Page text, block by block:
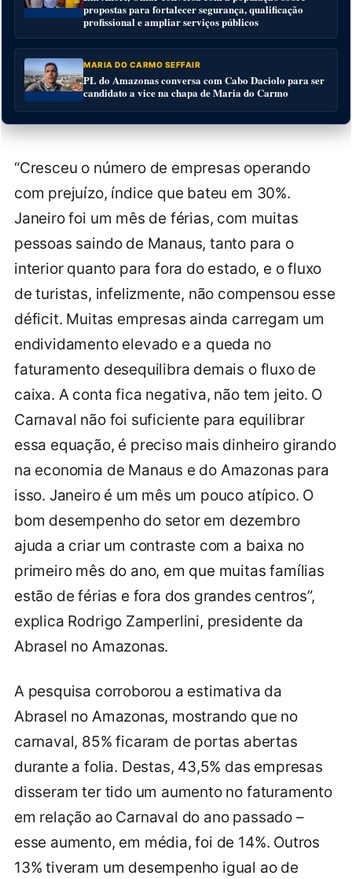
propostas para fortalecer segurança, qualificação
profissional e ampliar serviços públicos
MARIA DO CARMO SEFFAIR
PL do Amazonas conversa com Cabo Daciolo para ser
candidato a vice na chapa de Maria do Carmo
“Cresceu o número de empresas operando
com prejuízo, índice que bateu em 30%.
Janeiro foi um mês de férias, com muitas
pessoas saindo de Manaus, tanto para o
interior quanto para fora do estado, e o fluxo
de turistas, infelizmente, não compensou esse
déficit. Muitas empresas ainda carregam um
endividamento elevado e a queda no
faturamento desequilibra demais o fluxo de
caixa. A conta fica negativa, não tem jeito. O
Carnaval não foi suficiente para equilibrar
essa equação, é preciso mais dinheiro girando
na economia de Manaus e do Amazonas para
isso. Janeiro é um mês um pouco atípico. O
bom desempenho do setor em dezembro
ajuda a criar um contraste com a baixa no
primeiro mês do ano, em que muitas famílias
estão de férias e fora dos grandes centros”,
explica Rodrigo Zamperlini, presidente da
Abrasel no Amazonas.
A pesquisa corroborou a estimativa da
Abrasel no Amazonas, mostrando que no
carnaval, 85% ficaram de portas abertas
durante a folia. Destas, 43,5% das empresas
disseram ter tido um aumento no faturamento
em relação ao Carnaval do ano passado –
esse aumento, em média, foi de 14%. Outros
13% tiveram um desempenho igual ao de